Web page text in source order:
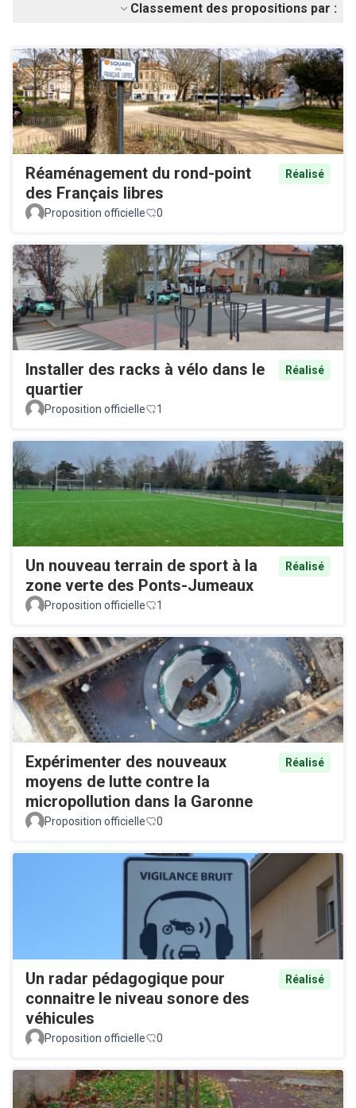
Classement des propositions par :
Réaménagement du rond-point
des Français libres
Réalisé
Proposition officielle 0
Installer des racks à vélo dans le
quartier
Réalisé
Proposition officielle 1
Un nouveau terrain de sport à la
zone verte des Ponts-Jumeaux
Réalisé
Proposition officielle 1
Expérimenter des nouveaux
moyens de lutte contre la
micropollution dans la Garonne
Réalisé
Proposition officielle 0
Un radar pédagogique pour
connaitre le niveau sonore des
véhicules
Réalisé
Proposition officielle 0